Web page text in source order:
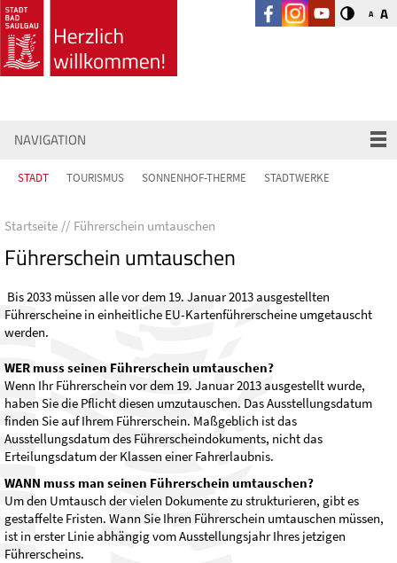
A A
NAVIGATION
STADT TOURISMUS SONNENHOF-THERME STADTWERKE
Startseite Führerschein umtauschen
Führerschein umtauschen
Bis 2033 müssen alle vor dem 19. Januar 2013 ausgestellten
Führerscheine in einheitliche EU-Kartenführerscheine umgetauscht
werden.
WER muss seinen Führerschein umtauschen?
Wenn Ihr Führerschein vor dem 19. Januar 2013 ausgestellt wurde,
haben Sie die Pflicht diesen umzutauschen. Das Ausstellungsdatum
finden Sie auf Ihrem Führerschein. Maßgeblich ist das
Ausstellungsdatum des Führerscheindokuments, nicht das
Erteilungsdatum der Klassen einer Fahrerlaubnis.
WANN muss man seinen Führerschein umtauschen?
Um den Umtausch der vielen Dokumente zu strukturieren, gibt es
gestaffelte Fristen. Wann Sie Ihren Führerschein umtauschen müssen,
ist in erster Linie abhängig vom Ausstellungsjahr Ihres jetzigen
Führerscheins.